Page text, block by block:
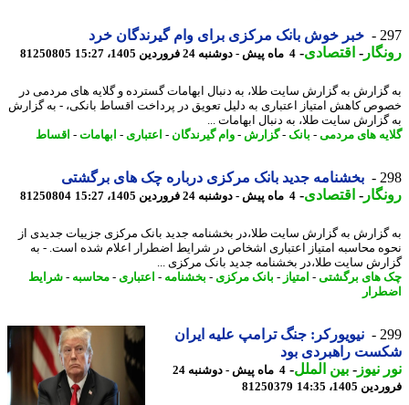
خبر خوش بانک مرکزی برای وام گیرندگان خرد
-اقتصادی-4 ماه پیش - دوشنبه 24 فروردین 1405، 15:27 81250805
به گزارش سایت طلا، به دنبال ابهامات گسترده و گلایه های مردمی در
کاهش امتیاز اعتباری به دلیل تعویق در پرداخت اقساط بانکی، - به گزارش
سایت طلا، به دنبال ابهامات ...
های مردمی -بانک -گزارش -وام گیرندگان-اعتباری- ابهامات-اقساط
بخشنامه جدید بانک مرکزی درباره چک های برگشتی
-اقتصادی-4 ماه پیش - دوشنبه 24 فروردین 1405، 15:27 81250804
به گزارش سایت طلا،در بخشنامه جدید بانک مرکزی جزییات جدیدی از
محاسبه امتیاز اعتباری اشخاص در شرایط اضطرار اعلام شده است. - به
سایت طلا،در بخشنامه جدید بانک مرکزی ...
های برگشتی-امتیاز-بانک مرکزی - بخشنامه-اعتباری- محاسبه-شرایط
نیویورکر: جنگ ترامپ علیه ایران
راهبردی بود
نیوز-بین الملل-
4 ماه پیش - دوشنبه 24
1405، 14:35
81250379